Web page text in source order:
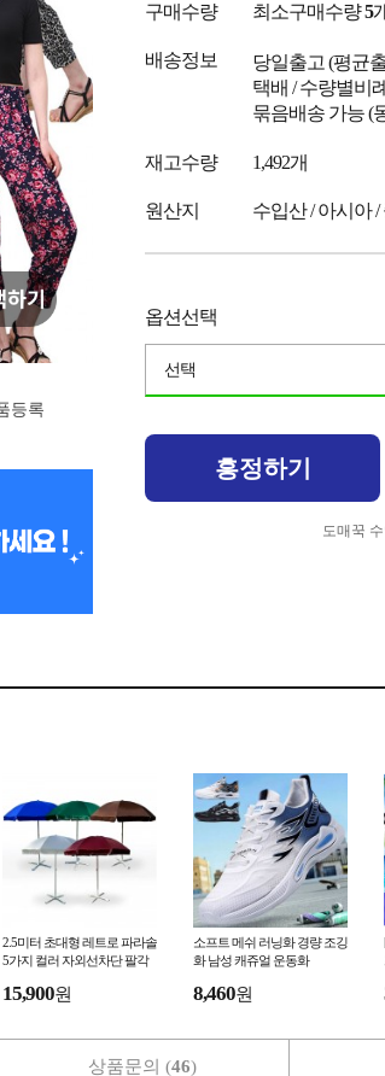
등록
구매수량 최소구매수량5
배송정보 당일출고 (평균
택배 / 수량별비
묶음배송 가능 (
재고수량 1,492개
원산지 수입산 / 아시아 /
옵션선택
선택
흥정하기
도매꾹
2.5미터 초대형 레트로 파라솔
5가지 컬러 자외선차단 팔각
커피숍 카페 파
15,900원
소프트 메쉬 러닝화 경량 조깅
화 남성 캐쥬얼 운동화
8,460원
상품문의 (46)